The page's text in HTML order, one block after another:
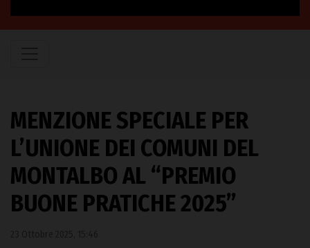
MENZIONE SPECIALE PER
L’UNIONE DEI COMUNI DEL
MONTALBO AL “PREMIO
BUONE PRATICHE 2025”